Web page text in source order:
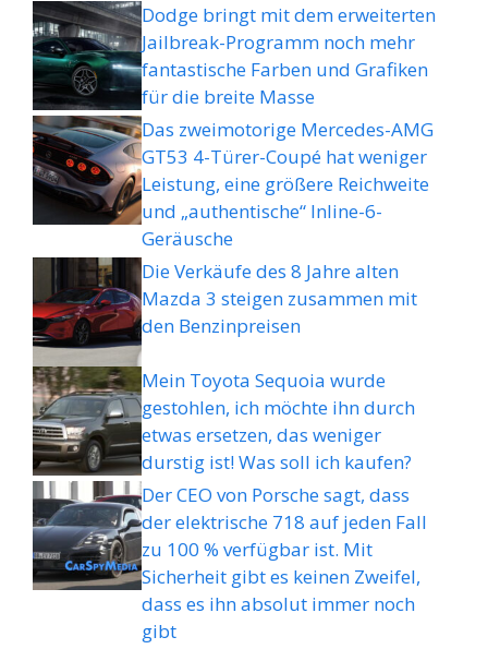
Dodge bringt mit dem erweiterten
Jailbreak-Programm noch mehr
fantastische Farben und Grafiken
für die breite Masse
Das zweimotorige Mercedes-AMG
GT53 4-Türer-Coupé hat weniger
Leistung, eine größere Reichweite
und „authentische“ Inline-6-
Geräusche
Die Verkäufe des 8 Jahre alten
Mazda 3 steigen zusammen mit
den Benzinpreisen
Mein Toyota Sequoia wurde
gestohlen, ich möchte ihn durch
etwas ersetzen, das weniger
durstig ist! Was soll ich kaufen?
Der CEO von Porsche sagt, dass
der elektrische 718 auf jeden Fall
zu 100 % verfügbar ist. Mit
Sicherheit gibt es keinen Zweifel,
dass es ihn absolut immer noch
gibt